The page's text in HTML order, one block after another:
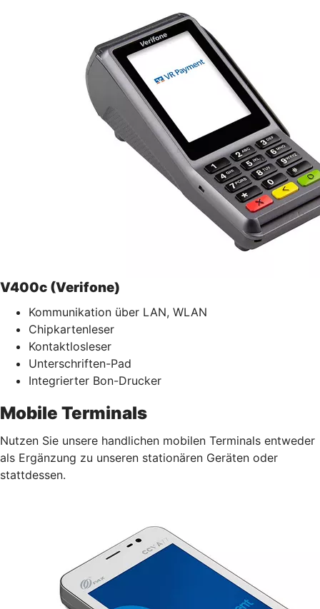
V400c (Verifone)
Kommunikation über LAN, WLAN
Chipkartenleser
Kontaktlosleser
Unterschriften-Pad
Integrierter Bon-Drucker
Mobile Terminals
Nutzen Sie unsere handlichen mobilen Terminals entweder
als Ergänzung zu unseren stationären Geräten oder
stattdessen.